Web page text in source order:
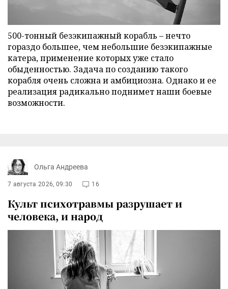
500-тонный безэкипажный корабль – нечто
гораздо большее, чем небольшие безэкипажные
катера, применение которых уже стало
обыденностью. Задача по созданию такого
корабля очень сложна и амбициозна. Однако и ее
реализация радикально поднимет наши боевые
возможности.
Ольга Андреева
7 августа 2026, 09:30 16
Культ психотравмы разрушает и
человека, и народ